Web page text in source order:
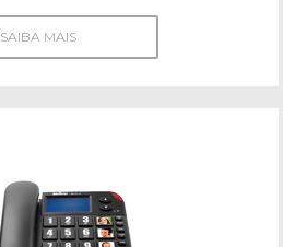
SAIBA MAIS